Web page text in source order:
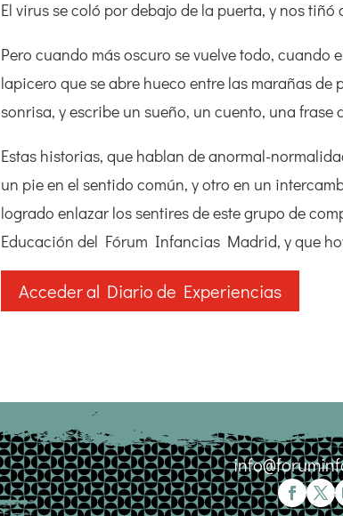
El virus se coló por debajo de la puerta, y nos
Pero cuando más oscuro se vuelve todo, cuando
lapicero que se abre hueco entre las marañas de
sonrisa, y escribe un sueño, un cuento, una frase
Estas historias, que hablan de anormal-
un pie en el sentido común, y otro en un
logrado enlazar los sentires de este grupo de
Educación del Fórum Infancias Madrid, y que
Acceder al Diario de Experiencias